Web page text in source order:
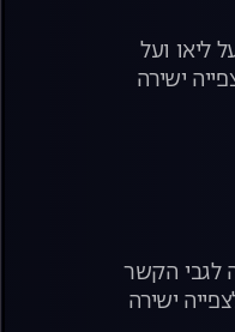
ליאו ועל
ישירה
לגבי הקשר